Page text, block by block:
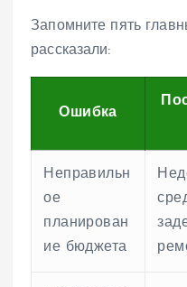
Запомните пять
рассказали:
Ошибка
Неправильн
ое
планирован
ие бюджета